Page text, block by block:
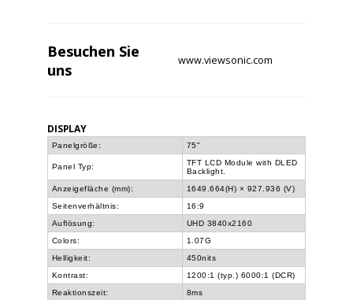
Besuchen Sie
uns
www.viewsonic.com
DISPLAY
Panelgröße: 75"
Panel Typ:
TFT LCD Module with DLED
Backlight.
Anzeigefläche (mm):
1649.664(H) × 927.936 (V)
Seitenverhältnis:
16:9
Auflösung:
UHD 3840x2160
Colors:
1.07G
Helligkeit:
450nits
Kontrast:
1200:1 (typ.) 6000:1 (DCR)
Reaktionszeit:
8ms